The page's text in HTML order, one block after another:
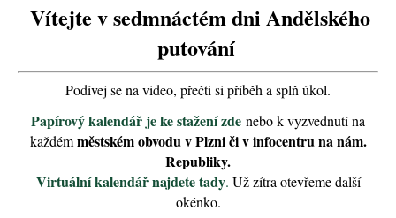
Vítejte v sedmnáctém dni Andělského
putování
Podívej se na video, přečti si příběh a splň úkol.
Papírový kalendář je ke stažení zde nebo k vyzvednutí na
každémměstském obvodu v Plzni či v infocentru na nám.
Republiky.
Virtuální kalendář najdete tady. Už zítra otevřeme další
okénko.